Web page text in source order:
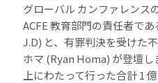
グローバル カンファレンス
ACFE 教育部門の責任者で
J.D) と、有罪判決を受けた
ホマ (Ryan Homa) が登壇
上にわたって行った合計 1